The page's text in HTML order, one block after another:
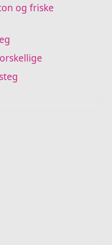
og friske